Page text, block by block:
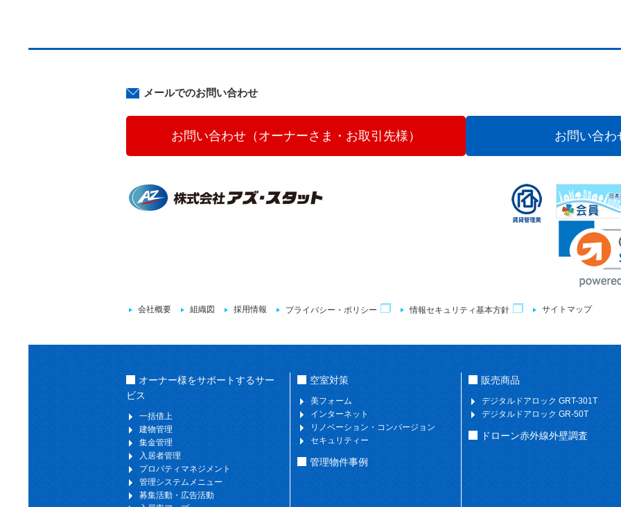
メールでのお問い合わせ
お問い合わせ（オーナーさま・お取引先様） お問い合わ
会社概要 組織図 採用情報 プライバシー・ポリシー 情報セキュリティ基本方針 サイトマップ
オーナー様をサポートするサー
ビス
一括借上
建物管理
集金管理
入居者管理
プロパティマネジメント
管理システムメニュー
募集活動・広告活動
空室対策
美フォーム
インターネット
リノベーション・コンバージョン
セキュリティー
管理物件事例
販売商品
デジタルドアロック GRT-301T
デジタルドアロック GR-50T
ドローン赤外線外壁調査